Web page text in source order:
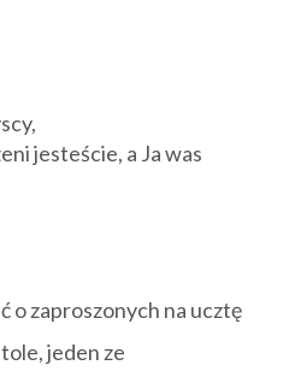
jesteście, a Ja was
o zaproszonych na ucztę
jeden ze